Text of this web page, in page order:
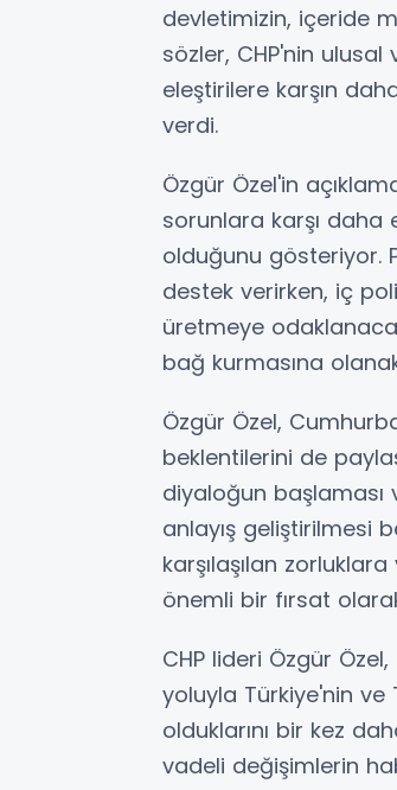
devletimizin, içeride
sözler, CHP'nin ulusal
eleştirilere karşın
verdi.
Özgür Özel'in
sorunlara karşı daha
olduğunu gösteriyor.
destek verirken, iç
üretmeye
bağ kurmasına
Özgür Özel,
beklentilerini de
diyaloğun başlaması
anlayış geliştirilmesi
karşılaşılan
önemli bir fırsat
CHP lideri Özgür
yoluyla Türkiye'nin ve
olduklarını bir kez
vadeli değişimlerin